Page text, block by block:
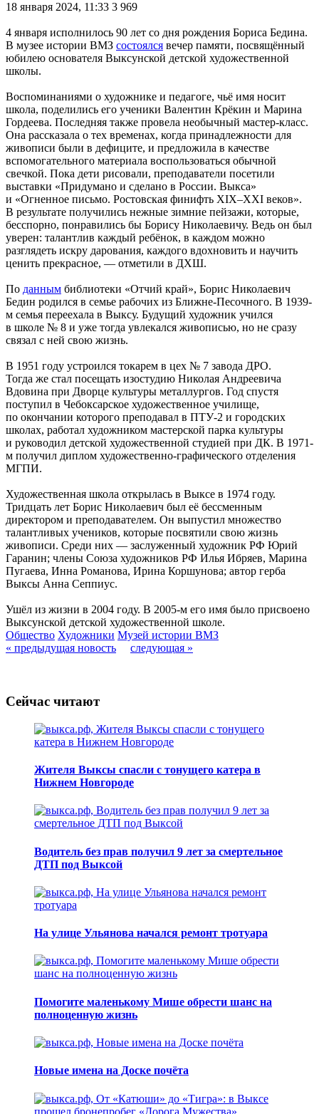
18 января 2024, 11:33 3 969
4 января исполнилось 90 лет со дня рождения Бориса Бедина.
В музее истории ВМЗ состоялся вечер памяти, посвящённый
юбилею основателя Выксунской детской художественной
школы.
Воспоминаниями о художнике и педагоге, чьё имя носит
школа, поделились его ученики Валентин Крёкин и Марина
Гордеева. Последняя также провела необычный мастер-класс.
Она рассказала о тех временах, когда принадлежности для
живописи были в дефиците, и предложила в качестве
вспомогательного материала воспользоваться обычной
свечкой. Пока дети рисовали, преподаватели посетили
выставки «Придумано и сделано в России. Выкса»
и «Огненное письмо. Ростовская финифть XIX–XXI веков».
В результате получились нежные зимние пейзажи, которые,
бесспорно, понравились бы Борису Николаевичу. Ведь он был
уверен: талантлив каждый ребёнок, в каждом можно
разглядеть искру дарования, каждого вдохновить и научить
ценить прекрасное, — отметили в ДХШ.
По данным библиотеки «Отчий край», Борис Николаевич
Бедин родился в семье рабочих из Ближне-Песочного. В 1939-
м семья переехала в Выксу. Будущий художник учился
в школе № 8 и уже тогда увлекался живописью, но не сразу
связал с ней свою жизнь.
В 1951 году устроился токарем в цех № 7 завода ДРО.
Тогда же стал посещать изостудию Николая Андреевича
Вдовина при Дворце культуры металлургов. Год спустя
поступил в Чебоксарское художественное училище,
по окончании которого преподавал в ПТУ-2 и городских
школах, работал художником мастерской парка культуры
и руководил детской художественной студией при ДК. В 1971-
м получил диплом художественно-графического отделения
МГПИ.
Художественная школа открылась в Выксе в 1974 году.
Тридцать лет Борис Николаевич был её бессменным
директором и преподавателем. Он выпустил множество
талантливых учеников, которые посвятили свою жизнь
живописи. Среди них — заслуженный художник РФ Юрий
Гаранин; члены Союза художников РФ Илья Ибряев, Марина
Пугаева, Инна Романова, Ирина Коршунова; автор герба
Выксы Анна Сеппиус.
Ушёл из жизни в 2004 году. В 2005-м его имя было присвоено
Выксунской детской художественной школе.
Общество Художники Музей истории ВМЗ
« предыдущая новость
следующая »
Сейчас читают
Жителя Выксы спасли с тонущего катера в
Нижнем Новгороде
Водитель без прав получил 9 лет за смертельное
ДТП под Выксой
На улице Ульянова начался ремонт тротуара
Помогите маленькому Мише обрести шанс на
полноценную жизнь
Новые имена на Доске почёта